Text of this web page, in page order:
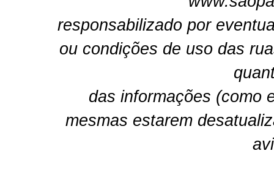
responsabilizado por
ou condições de uso das
das informações (como
mesmas estarem